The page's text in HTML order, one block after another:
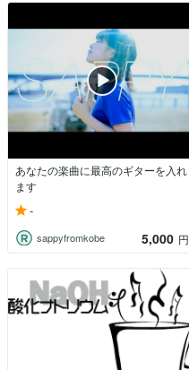
あなたの楽曲に最高のギターを入れ
ます
-
sappyfromkobe 5,000 円